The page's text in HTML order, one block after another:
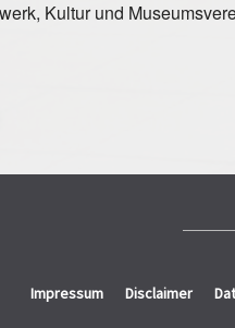
Kultur und
Impressum Disclaimer